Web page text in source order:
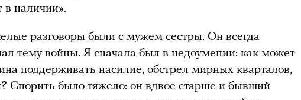
в наличии».
разговоры были с мужем сестры. Он всегда
тему войны. Я сначала был в недоумении: как может
поддерживать насилие, обстрел мирных кварталов,
Спорить было тяжело: он вдвое старше и бывший